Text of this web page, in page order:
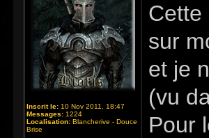
Inscrit le: 10 Nov 2011, 18:47
Messages: 1224
Localisation: Blancherive - Douce
Brise
Cette
sur
et je
(vu
Pour